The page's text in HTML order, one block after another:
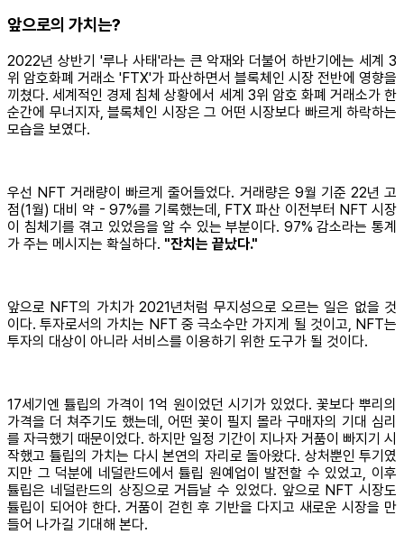
앞으로의 가치는?
2022년 상반기 '루나 사태'라는 큰 악재와 더불어 하반기에는 세계 3
위 암호화폐 거래소 'FTX'가 파산하면서 블록체인 시장 전반에 영향을
끼쳤다. 세계적인 경제 침체 상황에서 세계 3위 암호 화폐 거래소가 한
순간에 무너지자, 블록체인 시장은 그 어떤 시장보다 빠르게 하락하는
모습을 보였다.
우선 NFT 거래량이 빠르게 줄어들었다. 거래량은 9월 기준 22년 고
점(1월) 대비 약 - 97%를 기록했는데, FTX 파산 이전부터 NFT 시장
이 침체기를 겪고 있었음을 알 수 있는 부분이다. 97% 감소라는 통계
가 주는 메시지는 확실하다. "잔치는 끝났다."
앞으로 NFT의 가치가 2021년처럼 무지성으로 오르는 일은 없을 것
이다. 투자로서의 가치는 NFT 중 극소수만 가지게 될 것이고, NFT는
투자의 대상이 아니라 서비스를 이용하기 위한 도구가 될 것이다.
17세기엔 튤립의 가격이 1억 원이었던 시기가 있었다. 꽃보다 뿌리의
가격을 더 쳐주기도 했는데, 어떤 꽃이 필지 몰라 구매자의 기대 심리
를 자극했기 때문이었다. 하지만 일정 기간이 지나자 거품이 빠지기 시
작했고 튤립의 가치는 다시 본연의 자리로 돌아왔다. 상처뿐인 투기였
지만 그 덕분에 네덜란드에서 튤립 원예업이 발전할 수 있었고, 이후
튤립은 네덜란드의 상징으로 거듭날 수 있었다. 앞으로 NFT 시장도
튤립이 되어야 한다. 거품이 걷힌 후 기반을 다지고 새로운 시장을 만
들어 나가길 기대해 본다.